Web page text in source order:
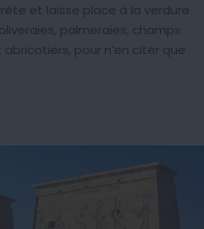
et laisse place à la verdure
palmeraies, champs
pour n’en citer que